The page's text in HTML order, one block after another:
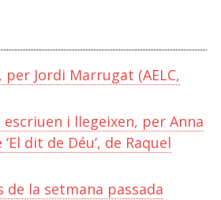
per Jordi Marrugat (AELC,
i llegeixen, per Anna
dit de Déu’, de Raquel
de la setmana passada